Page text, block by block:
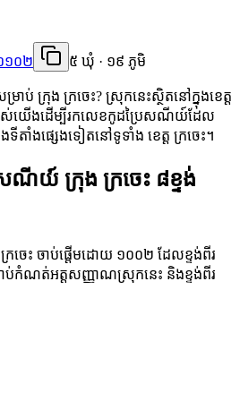
១០២ ៥ ឃុំ · ១៩ ភូមិ
ក្រុង ក្រចេះ? ស្រុកនេះស្ថិតនៅក្នុងខេត្ត
របស់យើងដើម្បីរកលេខកូដប្រៃសណីយ៍ដែល
ទីតាំងផ្សេងទៀតនៅទូទាំង ខេត្ត ក្រចេះ។
យ៍ ក្រុង ក្រចេះ ៨ខ្ទង់
េះ ចាប់ផ្តើមដោយ ១០០២ ដែលខ្ទង់ពីរ
ាប់កំណត់អត្តសញ្ញាណស្រុកនេះ និងខ្ទង់ពីរ